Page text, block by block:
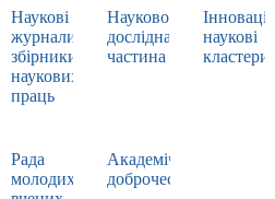
Наукові
журнали,
збірники
наукових
праць
Науково-
дослідна
частина
наукові
кластери
Рада
молодих
Академічна
доброчесність